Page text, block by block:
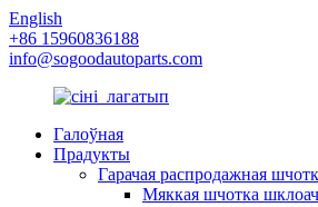
English
+86 15960836188
info@sogoodautoparts.com
Галоўная
Прадукты
Гарачая распродажная
Мяккая шчотка